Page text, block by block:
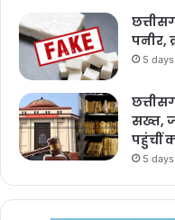
पनीर,
5
सख्त,
पहुंचीं
5